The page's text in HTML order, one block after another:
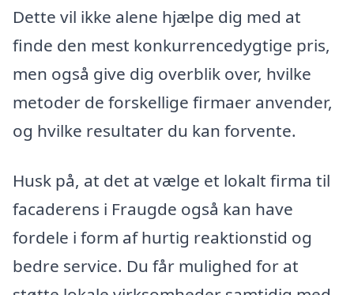
Dette vil ikke alene hjælpe dig med at
finde den mest konkurrencedygtige pris,
men også give dig overblik over, hvilke
metoder de forskellige firmaer anvender,
og hvilke resultater du kan forvente.
Husk på, at det at vælge et lokalt firma til
facaderens i Fraugde også kan have
fordele i form af hurtig reaktionstid og
bedre service. Du får mulighed for at